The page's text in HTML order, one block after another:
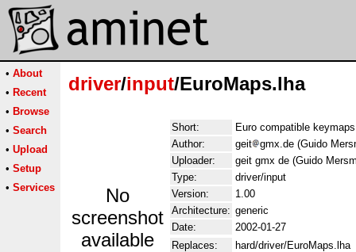
• About
• Recent
• Browse
• Search
• Upload
• Setup
• Services
driver/input/EuroMaps.lha
No
screenshot
available
Short:
Euro compatible
Author:
geit
gmx.de (Guido
Uploader:
geit gmx de (Guido
Type:
driver/input
Version:
1.00
Architecture: generic
Date:
2002-01-27
Replaces:
hard/driver/EuroMaps.lha